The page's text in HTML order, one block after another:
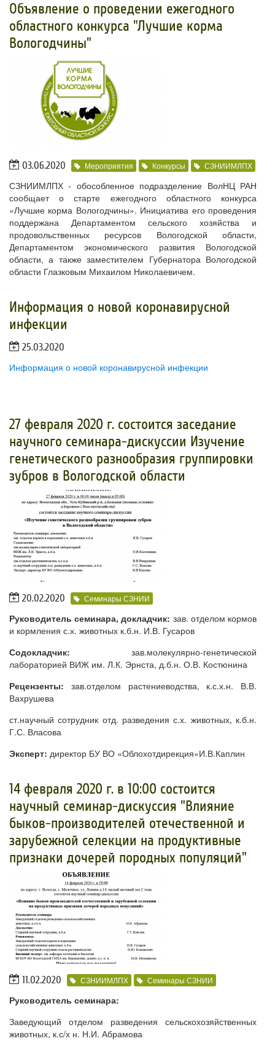
Объявление о проведении ежегодного
областного конкурса "Лучшие корма
Вологодчины"
03.06.2020 Мероприятия Конкурсы СЗНИИМЛПХ
СЗНИИМЛПХ - обособленное подразделение ВолНЦ РАН
сообщает о старте ежегодного областного конкурса
«Лучшие корма Вологодчины». Инициатива его проведения
поддержана Департаментом сельского хозяйства и
продовольственных ресурсов Вологодской области,
Департаментом экономического развития Вологодской
области, а также заместителем Губернатора Вологодской
области Глазковым Михаилом Николаевичем.
Информация о новой коронавирусной
инфекции
25.03.2020
Информация о новой коронавирусной инфекции
27 февраля 2020 г. состоится заседание
научного семинара-дискуссии Изучение
генетического разнообразия группировки
зубров в Вологодской области
20.02.2020 Семинары СЗНИИ
Руководитель семинара, докладчик: зав. отделом кормов
и кормления с.х. животных к.б.н. И.В. Гусаров
Содокладчик: зав.молекулярно-генетической
лабораторией ВИЖ им. Л.К. Эрнста, д.б.н. О.В. Костюнина
Рецензенты: зав.отделом растениеводства, к.с.х.н. В.В.
Вахрушева
ст.научный сотрудник отд. разведения с.х. животных, к.б.н.
Г.С. Власова
Эксперт: директор БУ ВО «Облохотдирекция»И.В.Каплин
14 февраля 2020 г. в 10:00 состоится
научный семинар-дискуссия "Влияние
быков-производителей отечественной и
зарубежной селекции на продуктивные
признаки дочерей породных популяций"
11.02.2020 СЗНИИМЛПХ Семинары СЗНИИ
Руководитель семинара:
Заведующий отделом разведения сельскохозяйственных
животных, к.с/х н. Н.И. Абрамова